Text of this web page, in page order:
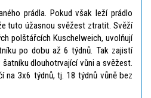
prádla. Pokud však leží prádlo
tuto úžasnou svěžest ztratit. Svěží
polštářcích Kuschelweich, uvolňují
po dobu až 6 týdnů. Tak zajistí
šatníku dlouhotrvající vůni a svěžest.
na 3x6 týdnů, tj. 18 týdnů vůně bez